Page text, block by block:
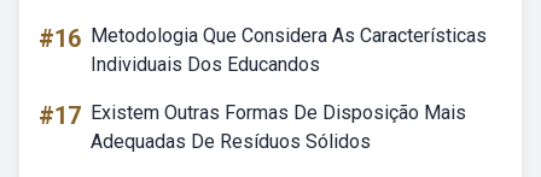
#16 Metodologia Que Considera As Características
Individuais Dos Educandos
#17 Existem Outras Formas De Disposição Mais
Adequadas De Resíduos Sólidos